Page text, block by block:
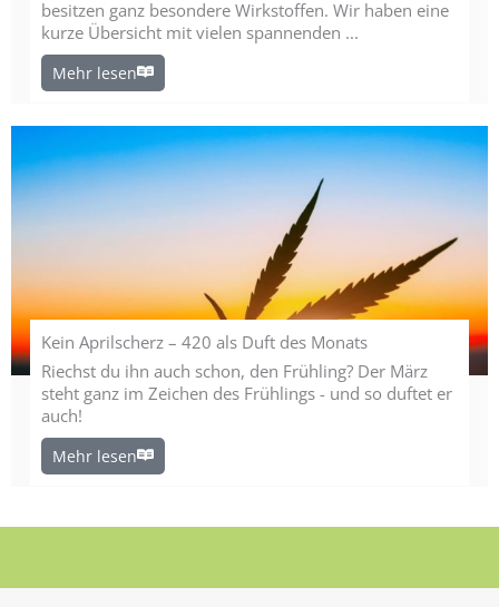
besitzen ganz besondere Wirkstoffen. Wir haben eine
kurze Übersicht mit vielen spannenden ...
Mehr lesen
Kein Aprilscherz – 420 als Duft des Monats
Riechst du ihn auch schon, den Frühling? Der März
steht ganz im Zeichen des Frühlings - und so duftet er
auch!
Mehr lesen